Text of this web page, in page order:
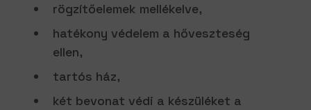
rögzítőelemek mellékelve,
hatékony védelem a hőveszteség
ellen,
tartós ház,
két bevonat védi a készüléket a